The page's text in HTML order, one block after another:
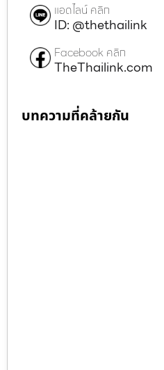
แอดไลน์ คลิก
ID: @thethailink
Facebook คลิก
TheThailink.com
บทความที่คล้ายกัน